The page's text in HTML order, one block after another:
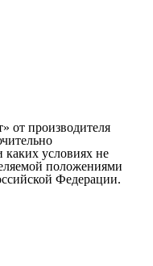
от производителя
условиях не
положениями
Федерации.